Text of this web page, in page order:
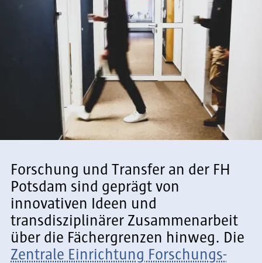
Forschung und Transfer an der FH
Potsdam sind geprägt von
innovativen Ideen und
transdisziplinärer Zusammenarbeit
über die Fächergrenzen hinweg. Die
Zentrale Einrichtung Forschungs-